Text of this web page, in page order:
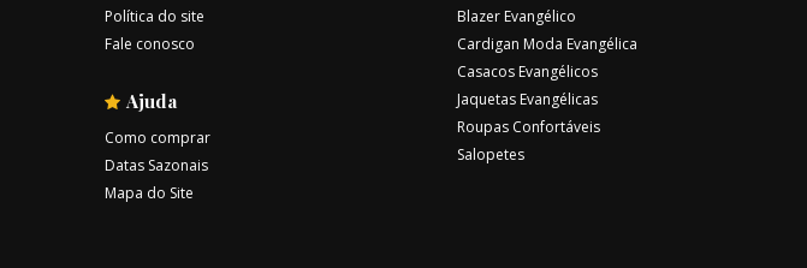
Política do site
Fale conosco
Ajuda
Como comprar
Datas Sazonais
Mapa do Site
Blazer Evangélico
Cardigan Moda Evangélica
Casacos Evangélicos
Jaquetas Evangélicas
Roupas Confortáveis
Salopetes